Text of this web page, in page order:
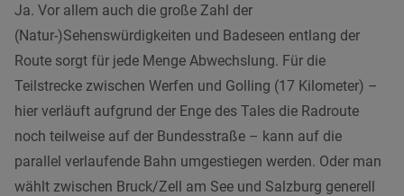
Ja. Vor allem auch die große Zahl der
(Natur-)Sehenswürdigkeiten und Badeseen entlang der
Route sorgt für jede Menge Abwechslung. Für die
Teilstrecke zwischen Werfen und Golling (17 Kilometer) –
hier verläuft aufgrund der Enge des Tales die Radroute
noch teilweise auf der Bundesstraße – kann auf die
parallel verlaufende Bahn umgestiegen werden. Oder man
wählt zwischen Bruck/Zell am See und Salzburg generell